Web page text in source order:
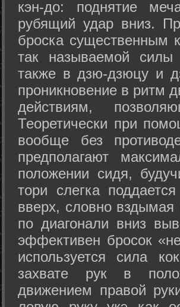
кэн-до: поднятие
рубящий удар вниз.
броска существенным
так называемой силы
также в дзю-дзюцу и
проникновение в ритм
действиям,
Теоретически при
вообще без
предполагают
положении сидя,
тори слегка
вверх, словно
по диагонали вниз
эффективен бросок
используется сила
захвате рук в
движением правой